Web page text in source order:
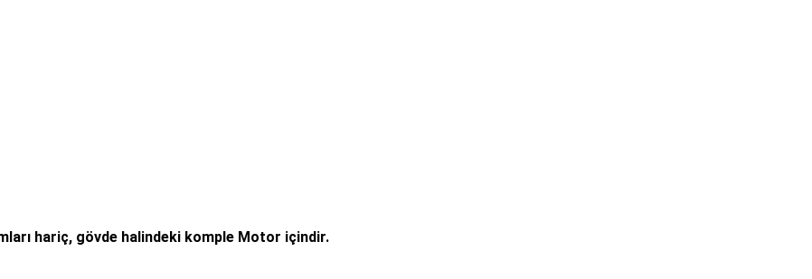
hariç, gövde halindeki komple Motor içindir.